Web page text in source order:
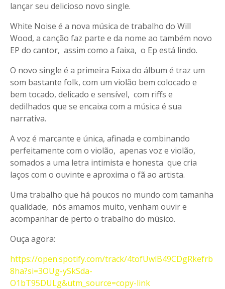
lançar seu delicioso novo single.
White Noise é a nova música de trabalho do Will
Wood, a canção faz parte e da nome ao também novo
EP do cantor, assim como a faixa, o Ep está lindo.
O novo single é a primeira Faixa do álbum é traz um
som bastante folk, com um violão bem colocado e
bem tocado, delicado e sensível, com riffs e
dedilhados que se encaixa com a música é sua
narrativa.
A voz é marcante e única, afinada e combinando
perfeitamente com o violão, apenas voz e violão,
somados a uma letra intimista e honesta que cria
laços com o ouvinte e aproxima o fã ao artista.
Uma trabalho que há poucos no mundo com tamanha
qualidade, nós amamos muito, venham ouvir e
acompanhar de perto o trabalho do músico.
Ouça agora:
https://open.spotify.com/track/4tofUwlB49CDgRkefrb
8ha?si=3OUg-ySkSda-
O1bT95DULg&utm_source=copy-link